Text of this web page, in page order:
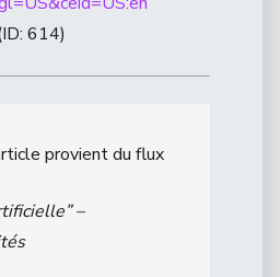
614)
provient du flux
–